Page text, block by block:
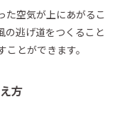
た空気が上にあがるこ
の逃げ道をつくること
とができます。
方